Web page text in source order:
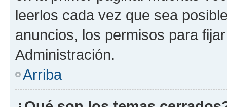
leerlos cada vez que sea
anuncios, los permisos para
Administración.
Arriba